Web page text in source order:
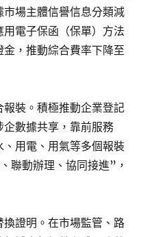
場主體信譽信息分類減
電子保函（保單）方法
，推動綜合費率下降至
報裝。積極推動企業登記
數據共享，靠前服務
用電、用氣等多個報裝
聯動辦理、協同接進”，
換證明。在市場監管、路